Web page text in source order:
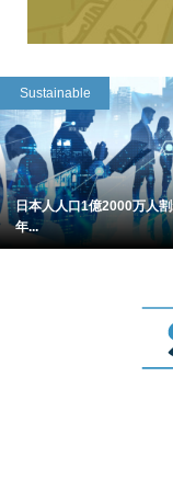
Sustainable
日本人人口1億2000万人
年...